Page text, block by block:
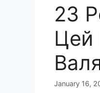
23
Цей
January 16,